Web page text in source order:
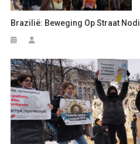
Brazilië: Beweging Op Straat